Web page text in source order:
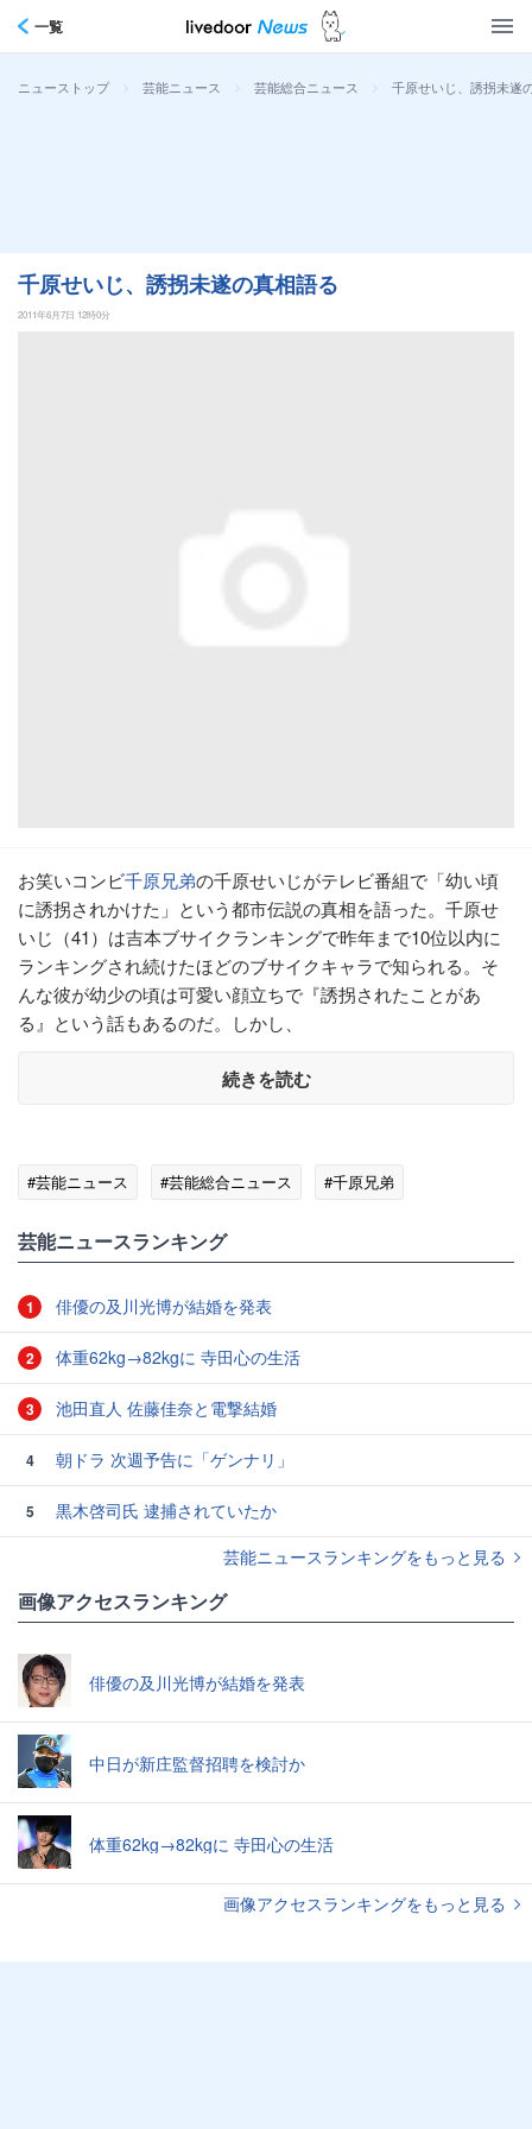
一覧
ニューストップ > 芸能ニュース > 芸能総合ニュース > 千原せいじ、誘拐未遂
千原せいじ、誘拐未遂の真相語る
2011年6月7日 12時0分
お笑いコンビ千原兄弟の千原せいじがテレビ番組で「幼い頃
に誘拐されかけた」という都市伝説の真相を語った。千原せ
いじ（41）は吉本ブサイクランキングで昨年まで10位以内に
ランキングされ続けたほどのブサイクキャラで知られる。そ
んな彼が幼少の頃は可愛い顔立ちで『誘拐されたことがあ
る』という話もあるのだ。しかし、
続きを読む
#芸能ニュース #芸能総合ニュース #千原兄弟
芸能ニュースランキング
1 俳優の及川光博が結婚を発表
2 体重62kg→82kgに 寺田心の生活
3 池田直人 佐藤佳奈と電撃結婚
4 朝ドラ 次週予告に「ゲンナリ」
5
黒木啓司氏 逮捕されていたか
芸能ニュースランキングをもっと見る
画像アクセスランキング
俳優の及川光博が結婚を発表
中日が新庄監督招聘を検討か
体重62kg→82kgに 寺田心の生活
画像アクセスランキングをもっと見る